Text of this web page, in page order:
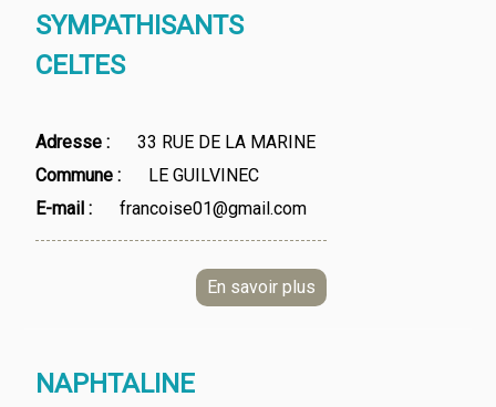
SYMPATHISANTS
CELTES
Adresse
33 RUE DE LA MARINE
Commune
LE GUILVINEC
E-mail
francoise01@gmail.com
NAPHTALINE